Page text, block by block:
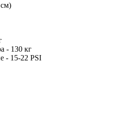
- 130 кг
- 15-22 PSI